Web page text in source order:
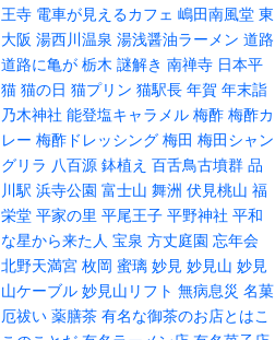
王寺 電車が見えるカフェ 嶋田南風堂 東
大阪 湯西川温泉 湯浅醤油ラーメン 道路
道路に亀が 栃木 謎解き 南禅寺 日本平
猫 猫の日 猫プリン 猫駅長 年賀 年末詣
乃木神社 能登塩キャラメル 梅酢 梅酢カ
レー 梅酢ドレッシング 梅田 梅田シャン
グリラ 八百源 鉢植え 百舌鳥古墳群 品
川駅 浜寺公園 富士山 舞洲 伏見桃山 福
栄堂 平家の里 平尾王子 平野神社 平和
な星から来た人 宝泉 方丈庭園 忘年会
北野天満宮 枚岡 蜜璃 妙見 妙見山 妙見
山ケーブル 妙見山リフト 無病息災 名菓
厄祓い 薬膳茶 有名な御茶のお店とはこ